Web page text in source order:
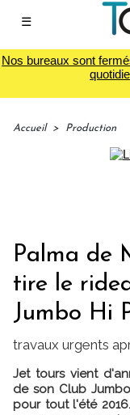
☰
Nos bureaux sont
Accueil > Production
Palma de
tire le
Jumbo Hi
travaux urgents
Jet tours vient
de son Club
pour tout l'été